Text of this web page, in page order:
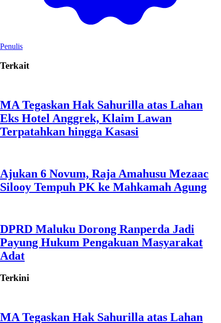
Penulis
Terkait
MA Tegaskan Hak Sahurilla atas Lahan
Eks Hotel Anggrek, Klaim Lawan
Terpatahkan hingga Kasasi
Ajukan 6 Novum, Raja Amahusu Mezaac
Silooy Tempuh PK ke Mahkamah Agung
DPRD Maluku Dorong Ranperda Jadi
Payung Hukum Pengakuan Masyarakat
Adat
Terkini
MA Tegaskan Hak Sahurilla atas Lahan